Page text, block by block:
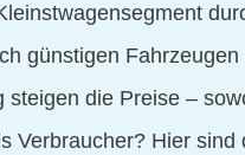
günstigen Fahrzeugen
steigen die Preise –
Verbraucher? Hier sind